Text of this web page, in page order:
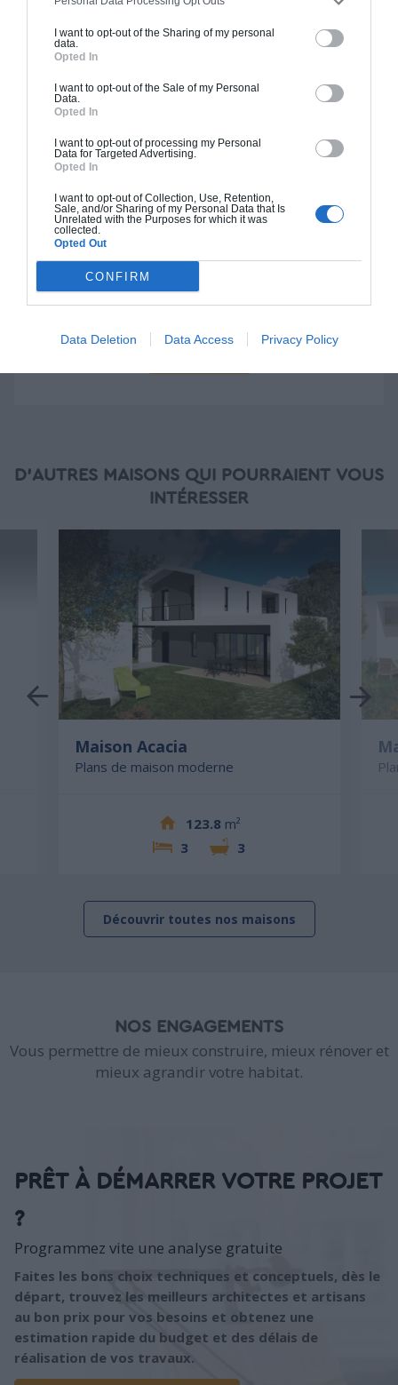
I want to opt-out of the Sharing of my personal
data.
Opted In
I want to opt-out of the Sale of my Personal
Data.
Opted In
I want to opt-out of processing my Personal
Data for Targeted Advertising.
Opted In
I want to opt-out of Collection, Use, Retention,
Sale, and/or Sharing of my Personal Data that Is
Unrelated with the Purposes for which it was
collected.
Opted Out
CONFIRM
Data Deletion Data Access Privacy Policy
Chiffrage estimatif pour : Fondations et normes
standards. Construction en bloc coffrant isolant
(RT 2020). Finitions haut de gamme. Le prix "clé
en main" inclut le gros oeuvre et le second
oeuvre (cuisine, peinture, sols...), mais exclut
500 000€ TTC
D'AUTRES MAISONS QUI POURRAIENT VOUS
INTÉRESSER
Maison Acacia
Plans de maison moderne
123.8 m²
3
3
Découvrir toutes nos maisons
NOS ENGAGEMENTS
Vous permettre de mieux construire, mieux rénover et
mieux agrandir votre habitat.
PRÊT À DÉMARRER VOTRE PROJET
?
Programmez vite une analyse gratuite
Faites les bons choix techniques et conceptuels, dès le
départ, trouvez les meilleurs architectes et artisans
au bon prix pour vos besoins et obtenez une
estimation rapide du budget et des délais de
réalisation de vos travaux.